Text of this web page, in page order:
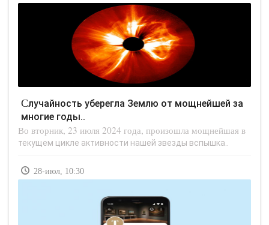
Случайность уберегла Землю от мощнейшей за
многие годы..
Во вторник, 23 июля 2024 года, произошла мощнейшая в
текущем цикле активности нашей звезды вспышка..
28-июл, 10:30